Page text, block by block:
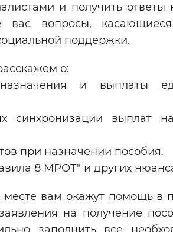
Изображения
Выключены
Звуковой ассистент
Остановить
стандартные настройки
и получить ответы
вас вопросы,
поддержки.
о:
и выплаты
синхронизации выплат
при назначении пособия.
8 МРОТ" и других
месте вам окажут помощь в
на получение